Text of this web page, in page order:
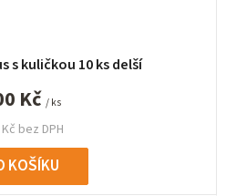
s kuličkou 10 ks delší
bez DPH
Kč / ks
KOŠÍKU